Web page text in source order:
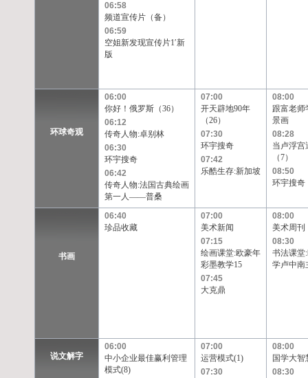
06:58
频道宣传片（备）
06:59
空姐新发现宣传片1′新
版
环球奇观
06:00
你好！俄罗斯（36）
06:12
传奇人物:卓别林
06:30
环宇搜奇
06:42
传奇人物:法国古典绘画
第一人——普桑
07:00
开天辟地90年
（26）
07:30
环宇搜奇
07:42
乐酷生存:新加坡
08:00
跟富老师
景画
08:28
当卢浮宫
（7）
08:50
环宇搜奇
书画
06:40
珍品收藏
07:00
美术新闻
07:15
绘画课堂:欧豪年
彩墨教学15
07:45
大克鼎
08:00
美术周刊
08:30
书法课堂
学卢中南
说文解字
06:00
中小企业最佳赢利管理
模式(8)
07:00
运营模式(1)
07:30
08:00
国学大智
08:30